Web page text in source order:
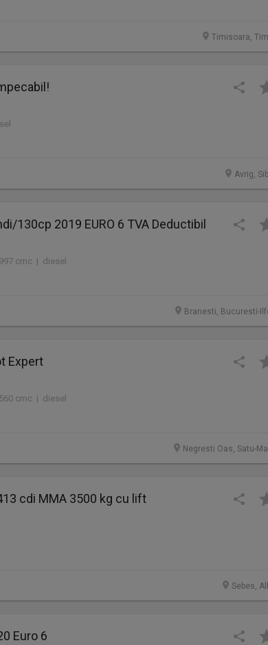
Timisoara,
Avrig,
130cp 2019 EURO 6 TVA Deductibil
cmc | diesel
Branesti, Bucuresti-
Expert
cmc | diesel
Negresti Oas, Satu-
cdi MMA 3500 kg cu lift
Sebes,
Euro 6